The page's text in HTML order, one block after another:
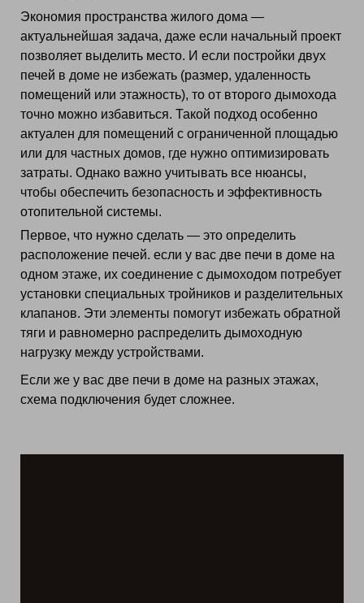
Экономия пространства жилого дома —
актуальнейшая задача, даже если начальный проект
позволяет выделить место. И если постройки двух
печей в доме не избежать (размер, удаленность
помещений или этажность), то от второго дымохода
точно можно избавиться. Такой подход особенно
актуален для помещений с ограниченной площадью
или для частных домов, где нужно оптимизировать
затраты. Однако важно учитывать все нюансы,
чтобы обеспечить безопасность и эффективность
отопительной системы.
Первое, что нужно сделать — это определить
расположение печей. если у вас две печи в доме на
одном этаже, их соединение с дымоходом потребует
установки специальных тройников и разделительных
клапанов. Эти элементы помогут избежать обратной
тяги и равномерно распределить дымоходную
нагрузку между устройствами.
Если же у вас две печи в доме на разных этажах,
схема подключения будет сложнее.